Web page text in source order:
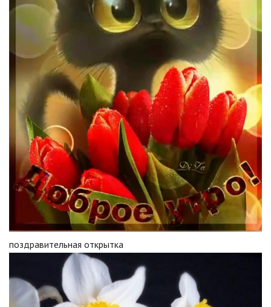
поздравительная открытка